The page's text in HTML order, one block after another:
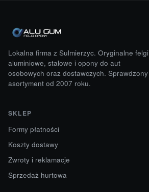
Lokalna firma z Sulmierzyc. Oryginalne felgi
aluminiowe, stalowe i opony do aut
osobowych oraz dostawczych. Sprawdzony
asortyment od 2007 roku.
SKLEP
Formy płatności
Koszty dostawy
Zwroty i reklamacje
Sprzedaż hurtowa